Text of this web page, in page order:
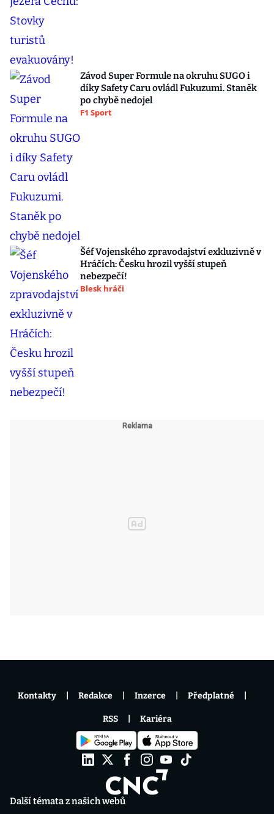
Závod Super Formule na okruhu SUGO i
díky Safety Caru ovládl Fukuzumi. Staněk
po chybě nedojel
F1 Sport
Šéf Vojenského zpravodajství exkluzivně v
Hráčích: Česku hrozil vyšší stupeň
nebezpečí!
Blesk hráči
Další témata z našich webů
Kontakty Redakce Inzerce Předplatné
RSS Kariéra